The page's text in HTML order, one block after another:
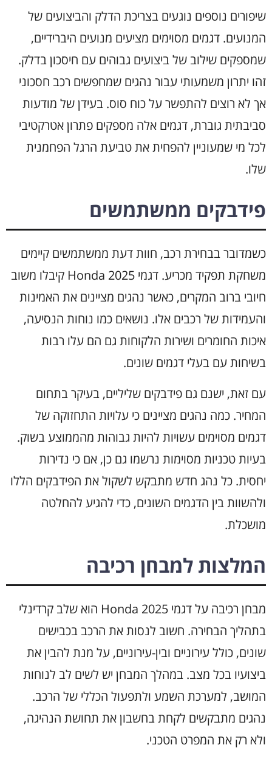
שיפורים נוספים נוגעים בצריכת הדלק והביצועים של
המנועים. דגמים מסוימים מציעים מנועים היברידיים,
שמספקים שילוב של ביצועים גבוהים עם חיסכון בדלק.
זהו יתרון משמעותי עבור נהגים שמחפשים רכב חסכוני
אך לא רוצים להתפשר על כוח סוס. בעידן של מודעות
סביבתית גוברת, דגמים אלה מספקים פתרון אטרקטיבי
לכל מי שמעוניין להפחית את טביעת הרגל הפחמנית
שלו.
פידבקים ממשתמשים
כשמדובר בבחירת רכב, חוות דעת ממשתמשים קיימים
משחקת תפקיד מכריע. דגמי Honda 2025 קיבלו משוב
חיובי ברוב המקרים, כאשר נהגים מציינים את האמינות
והעמידות של רכבים אלו. נושאים כמו נוחות הנסיעה,
איכות החומרים ושירות הלקוחות גם הם עלו רבות
בשיחות עם בעלי דגמים שונים.
עם זאת, ישנם גם פידבקים שליליים, בעיקר בתחום
המחיר. כמה נהגים מציינים כי עלויות התחזוקה של
דגמים מסוימים עשויות להיות גבוהות מהממוצע בשוק.
בעיות טכניות מסוימות נרשמו גם כן, אם כי נדירות
יחסית. כל נהג חדש מתבקש לשקול את הפידבקים הללו
ולהשוות בין הדגמים השונים, כדי להגיע להחלטה
מושכלת.
המלצות למבחן רכיבה
מבחן רכיבה על דגמי Honda 2025 הוא שלב קרדינלי
בתהליך הבחירה. חשוב לנסות את הרכב בכבישים
שונים, כולל עירוניים ובין-עירוניים, על מנת להבין את
ביצועיו בכל מצב. במהלך המבחן יש לשים לב לנוחות
המושב, למערכת השמע ולתפעול הכללי של הרכב.
נהגים מתבקשים לקחת בחשבון את תחושת הנהיגה,
ולא רק את המפרט הטכני.